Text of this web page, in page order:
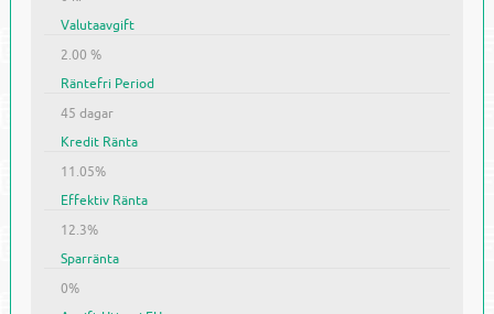
Valutaavgift
2.00 %
Räntefri Period
45 dagar
Kredit Ränta
11.05%
Effektiv Ränta
12.3%
Sparränta
0%